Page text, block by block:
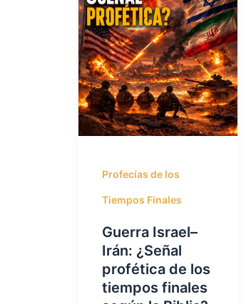
Profecías de los
Tiempos Finales
Guerra Israel–
Irán: ¿Señal
profética de los
tiempos finales